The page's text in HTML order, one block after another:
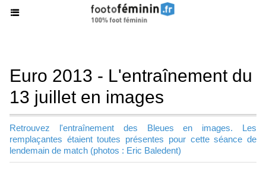
Euro 2013 - L'entraînement du
13 juillet en images
Retrouvez l'entraînement des Bleues en images. Les
remplaçantes étaient toutes présentes pour cette séance de
lendemain de match (photos : Eric Baledent)